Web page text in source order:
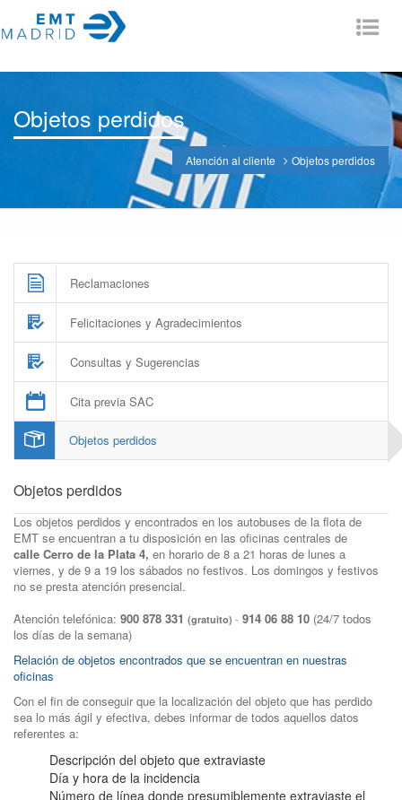
Objetos perdidos
Atención al cliente Objetos perdidos
Reclamaciones
Felicitaciones y Agradecimientos
Consultas y Sugerencias
Cita previa SAC
Objetos perdidos
Objetos perdidos
Los objetos perdidos y encontrados en los autobuses de la flota de
EMT se encuentran a tu disposición en las oficinas centrales de
calle Cerro de la Plata 4, en horario de 8 a 21 horas de lunes a
viernes, y de 9 a 19 los sábados no festivos. Los domingos y festivos
no se presta atención presencial.
Atención telefónica: 900 878 331 (gratuito) - 914 06 88 10 (24/7 todos
los días de la semana)
Relación de objetos encontrados que se encuentran en nuestras
oficinas
Con el fin de conseguir que la localización del objeto que has perdido
sea lo más ágil y efectiva, debes informar de todos aquellos datos
referentes a:
Descripción del objeto que extraviaste
Día y hora de la incidencia
Número de línea donde presumiblemente extraviaste el